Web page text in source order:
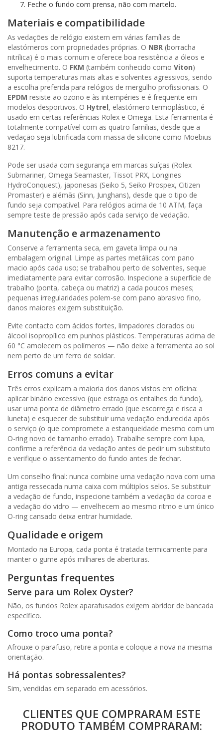
Feche o fundo com prensa, não com martelo.
Materiais e compatibilidade
As vedações de relógio existem em várias famílias de
elastómeros com propriedades próprias. O NBR (borracha
nitrílica) é o mais comum e oferece boa resistência a óleos e
envelhecimento. O FKM (também conhecido como Viton)
suporta temperaturas mais altas e solventes agressivos, sendo
a escolha preferida para relógios de mergulho profissionais. O
EPDM resiste ao ozono e às intempéries e é frequente em
modelos desportivos. O Hytrel, elastómero termoplástico, é
usado em certas referências Rolex e Omega. Esta ferramenta é
totalmente compatível com as quatro famílias, desde que a
vedação seja lubrificada com massa de silicone como Moebius
8217.
Pode ser usada com segurança em marcas suíças (Rolex
Submariner, Omega Seamaster, Tissot PRX, Longines
HydroConquest), japonesas (Seiko 5, Seiko Prospex, Citizen
Promaster) e alémãs (Sinn, Junghans), desde que o tipo de
fundo seja compatível. Para relógios acima de 10 ATM, faça
sempre teste de pressão após cada serviço de vedação.
Manutenção e armazenamento
Conserve a ferramenta seca, em gaveta limpa ou na
embalagem original. Limpe as partes metálicas com pano
macio após cada uso; se trabalhou perto de solventes, seque
imediatamente para evitar corrosão. Inspecione a superfície de
trabalho (ponta, cabeça ou matriz) a cada poucos meses;
pequenas irregularidades polem-se com pano abrasivo fino,
danos maiores exigem substituição.
Evite contacto com ácidos fortes, limpadores clorados ou
álcool isopropílico em punhos plásticos. Temperaturas acima de
60 °C amolecem os polímeros — não deixe a ferramenta ao sol
nem perto de um ferro de soldar.
Erros comuns a evitar
Três erros explicam a maioria dos danos vistos em oficina:
aplicar binário excessivo (que estraga os entalhes do fundo),
usar uma ponta de diâmetro errado (que escorrega e risca a
luneta) e esquecer de substituir uma vedação endurecida após
o serviço (o que compromete a estanqueidade mesmo com um
O-ring novo de tamanho errado). Trabalhe sempre com lupa,
confirme a referência da vedação antes de pedir um substituto
e verifique o assentamento do fundo antes de fechar.
Um conselho final: nunca combine uma vedação nova com uma
antiga ressecada numa caixa com múltiplos selos. Se substituir
a vedação de fundo, inspecione também a vedação da coroa e
a vedação do vidro — envelhecem ao mesmo ritmo e um único
O-ring cansado deixa entrar humidade.
Qualidade e origem
Montado na Europa, cada ponta é tratada termicamente para
manter o gume após milhares de aberturas.
Perguntas frequentes
Serve para um Rolex Oyster?
Não, os fundos Rolex aparafusados exigem abridor de bancada
específico.
Como troco uma ponta?
Afrouxe o parafuso, retire a ponta e coloque a nova na mesma
orientação.
Há pontas sobressalentes?
Sim, vendidas em separado em acessórios.
CLIENTES QUE COMPRARAM ESTE
PRODUTO TAMBÉM COMPRARAM: